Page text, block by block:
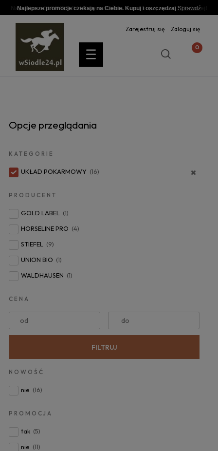
Najlepsze promocje czekają na Ciebie. Kupuj i oszczędzaj Sprawdź
Zarejestruj się Zaloguj się
Opcje przeglądania
KATEGORIE
UKŁAD POKARMOWY (16)
PRODUCENT
GOLD LABEL
(1)
HORSELINE PRO (4)
STIEFEL
(9)
UNION BIO (1)
WALDHAUSEN (1)
CENA
od do
FILTRUJ
NOWOŚĆ
nie (16)
PROMOCJA
tak (5)
nie (11)